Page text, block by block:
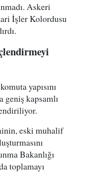
Askeri
İşler Kolordusu
yapısını
geniş kapsamlı
eski muhalif
Bakanlığı
toplamayı